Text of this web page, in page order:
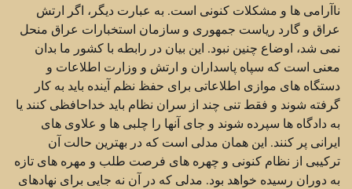
ناآرامی ها و مشکلات کنونی است. به عبارت دیگر، اگر ارتش
عراق و گارد ریاست جمهوری و سازمان استخبارات عراق منحل
نمی شد، اوضاع چنین نبود. این بیان در رابطه با کشور ما بدان
معنی است که سپاه پاسداران و ارتش و وزارت اطلاعات و
دستگاه های موازی اطلاعاتی برای حفظ نظم آینده باید به کار
گرفته شوند و فقط تنی چند از سران نظام باید خداحافظی کنند یا
به دادگاه ها سپرده شوند و جای آنها را چلبی ها و علاوی های
ایرانی پر کنند. این همان مدلی است که در بهترین حالت آن
ترکیبی از نظام کنونی و چهره های فرصت طلب و مهره های تازه
به دوران رسیده خواهد بود. مدلی که در آن نه جایی برای نهادهای